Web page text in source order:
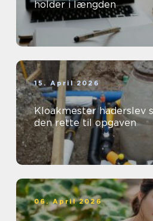
holder i længden
15. April 2026
Kloakmester haderslev sådan vælger du
den rette til opgaven
06. April 2026